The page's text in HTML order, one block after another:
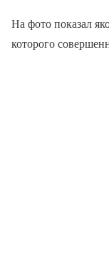
На фото показал
которого